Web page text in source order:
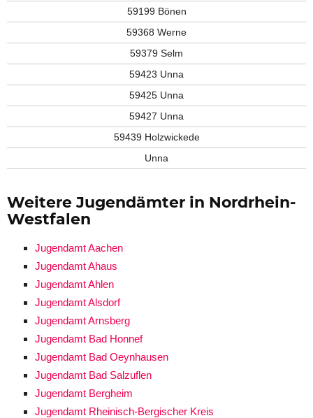
59199 Bönen
59368 Werne
59379 Selm
59423 Unna
59425 Unna
59427 Unna
59439 Holzwickede
Unna
Weitere Jugendämter in Nordrhein-
Westfalen
Jugendamt Aachen
Jugendamt Ahaus
Jugendamt Ahlen
Jugendamt Alsdorf
Jugendamt Arnsberg
Jugendamt Bad Honnef
Jugendamt Bad Oeynhausen
Jugendamt Bad Salzuflen
Jugendamt Bergheim
Jugendamt Rheinisch-Bergischer Kreis